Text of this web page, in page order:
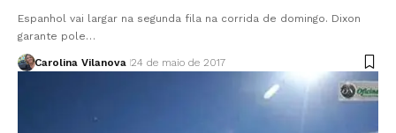
Espanhol vai largar na segunda fila na corrida de domingo. Dixon
garante pole…
Carolina Vilanova 24 de maio de 2017